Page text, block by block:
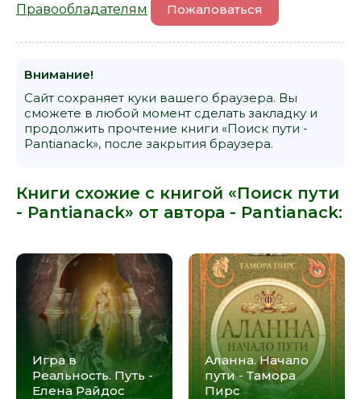
Правообладателям Пожаловаться
Внимание!
Сайт сохраняет куки вашего браузера. Вы
сможете в любой момент сделать закладку и
продолжить прочтение книги «Поиск пути -
Pantianack», после закрытия браузера.
Книги схожие с книгой «Поиск пути
- Pantianack» от автора - Pantianack:
Игра в
Реальность. Путь -
Елена Райдос
Аланна. Начало
пути - Тамора
Пирс